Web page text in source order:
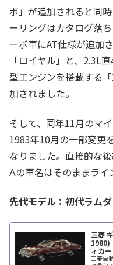
ボ」が追加されると同
ーリングはカタログ落
ーボ車にAT仕様が追加
「ロイヤル」と、2.3L
型エンジンを搭載する
加されました。
そして、同年11月のマ
1983年10月の一部変更
なりました。直接的な
Λの車名はそのままライ
先代モデル：初代ラムダ
三菱
1980)
ィカー
三菱自